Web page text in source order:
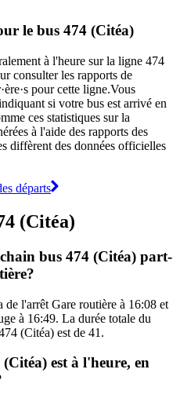
le bus 474 (Citéa)
à l'heure sur la ligne 474
consulter les rapports de
pour cette ligne.Vous
si votre bus est arrivé en
ces statistiques sur la
à l'aide des rapports des
diffèrent des données officielles
départs
(Citéa)
bus 474 (Citéa) part-
l'arrêt Gare routière à 16:08 et
à 16:49. La durée totale du
(Citéa) est de 41.
est à l'heure, en